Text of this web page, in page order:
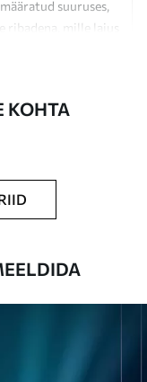
suuruses,
mille laius
KOHTA